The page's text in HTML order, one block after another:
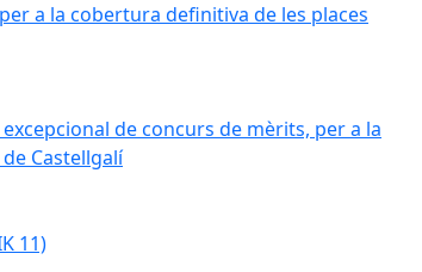
a la cobertura definitiva de les places
de concurs de mèrits, per a la
Castellgalí
11)